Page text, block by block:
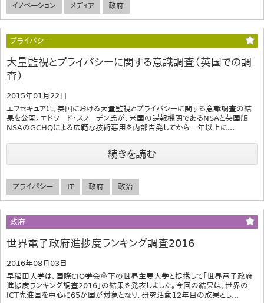
イノベーション メディア 政府
プライバシー
大量監視とプライバシーに関する意識調査（英国での調
査）
2015年01月22日
エフセキュアは、英国における大量監視とプライバシーに関する意識調査の結
果を公開。エドワード・スノーデン氏が、米国の諜報機関であるNSAと英国版
NSAのGCHQによる広範な技術悪用を内部告発してから一年以上に...
続きを読む
プライバシー IT 政府 政治
政府
世界電子政府進捗度ランキング調査2016
2016年08月03日
早稲田大学は、国際CIO学会傘下の世界主要大学と提携して「世界電子政府
進捗度ランキング調査2016」の結果を発表しました。今回の結果は、世界の
ICT先進国を中心に65か国が対象となり、研究活動12年目の成果とし...